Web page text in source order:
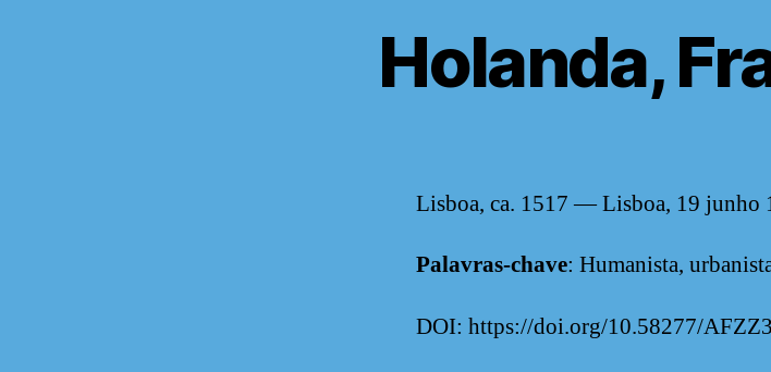
Holanda,
Lisboa, ca. 1517 — Lisboa, 19 junho
Palavras-chave: Humanista,
DOI: https://doi.org/10.58277/